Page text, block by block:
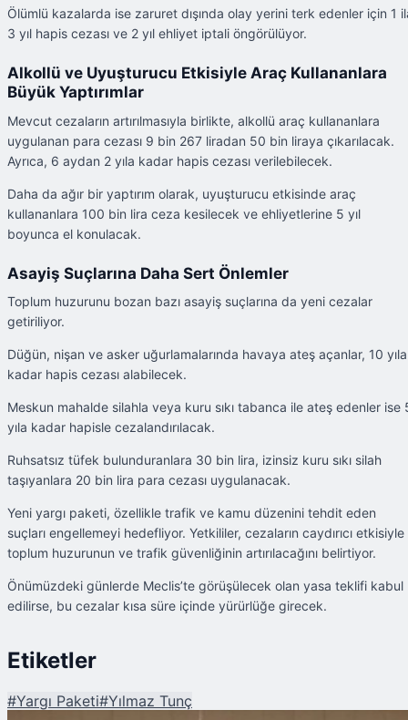
Ölümlü kazalarda ise zaruret dışında olay yerini terk edenler için 1
3 yıl hapis cezası ve 2 yıl ehliyet iptali öngörülüyor.
Alkollü ve Uyuşturucu Etkisiyle Araç Kullananlara
Büyük Yaptırımlar
Mevcut cezaların artırılmasıyla birlikte, alkollü araç kullananlara
uygulanan para cezası 9 bin 267 liradan 50 bin liraya çıkarılacak.
Ayrıca, 6 aydan 2 yıla kadar hapis cezası verilebilecek.
Daha da ağır bir yaptırım olarak, uyuşturucu etkisinde araç
kullananlara 100 bin lira ceza kesilecek ve ehliyetlerine 5 yıl
boyunca el konulacak.
Asayiş Suçlarına Daha Sert Önlemler
Toplum huzurunu bozan bazı asayiş suçlarına da yeni cezalar
getiriliyor.
Düğün, nişan ve asker uğurlamalarında havaya ateş açanlar, 10 yıla
kadar hapis cezası alabilecek.
Meskun mahalde silahla veya kuru sıkı tabanca ile ateş edenler ise
yıla kadar hapisle cezalandırılacak.
Ruhsatsız tüfek bulunduranlara 30 bin lira, izinsiz kuru sıkı silah
taşıyanlara 20 bin lira para cezası uygulanacak.
Yeni yargı paketi, özellikle trafik ve kamu düzenini tehdit eden
suçları engellemeyi hedefliyor. Yetkililer, cezaların caydırıcı etkisiyle
toplum huzurunun ve trafik güvenliğinin artırılacağını belirtiyor.
Önümüzdeki günlerde Meclis’te görüşülecek olan yasa teklifi kabul
edilirse, bu cezalar kısa süre içinde yürürlüğe girecek.
Etiketler
#Yargı Paketi#Yılmaz Tunç